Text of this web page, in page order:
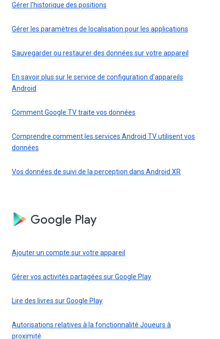
Gérer l'historique des positions
Gérer les paramètres de localisation pour les applications
Sauvegarder ou restaurer des données sur votre appareil
En savoir plus sur le service de configuration d'appareils
Android
Comment Google TV traite vos données
Comprendre comment les services Android TV utilisent vos
données
Vos données de suivi de la perception dans Android XR
Google Play
Ajouter un compte sur votre appareil
Gérer vos activités partagées sur Google Play
Lire des livres sur Google Play
Autorisations relatives à la fonctionnalité Joueurs à
proximité